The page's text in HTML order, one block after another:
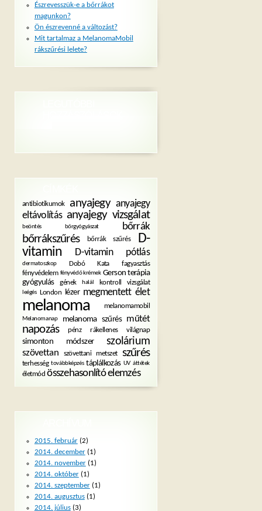
Észrevesszük-e a bőrrákot
magunkon?
Ön észrevenné a változást?
Mit tartalmaz a MelanomaMobil
rákszűrési lelete?
antibiotikumok anyajegy anyajegy
eltávolítás anyajegy vizsgálat
beöntés bőrgyógyászat bőrrák
bőrrákszűrés bőrrák szűrés
D-
vitamin
D-vitamin pótlás
dermatoszkop Dobó Kata
fagyasztás
fényvédelem fényvédő krémek Gerson terápia
gyógyulás
gének halál kontroll vizsgálat
leégés London lézer megmentett élet
melanoma melanomamobil
Melanomanap melanoma szűrés műtét
napozás pénz rákellenes világnap
simonton módszer szolárium
szövettan szövettani metszet szűrés
terhesség továbbképzés táplálkozás UV áttétek
életmód összehasonlító elemzés
2015. február(2)
2014. december(1)
2014. november(1)
2014. október(1)
2014. szeptember(1)
2014. augusztus(1)
2014. július(3)